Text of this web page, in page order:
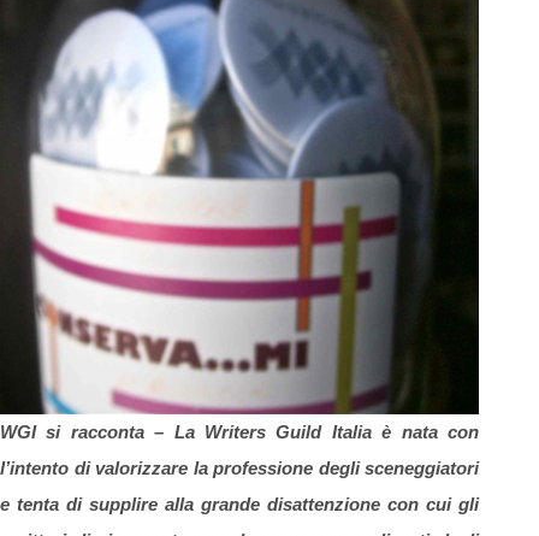
WGI si racconta – La Writers Guild Italia è nata con
l’intento di valorizzare la professione degli sceneggiatori
e tenta di supplire alla grande disattenzione con cui gli